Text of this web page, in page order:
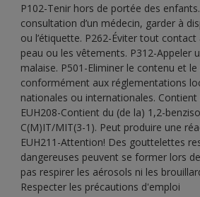
P102-Tenir hors de portée des
consultation d’un médecin, garder à
ou l’étiquette. P262-Éviter tout contact
peau ou les vêtements. P312-Appeler
malaise. P501-Eliminer le contenu et
conformément aux réglementations
nationales ou internationales.
EUH208-Contient du (de la) 1,2-
C(M)IT/MIT(3-1). Peut produire une
EUH211-Attention! Des gouttelettes
dangereuses peuvent se former lors
pas respirer les aérosols ni les
Respecter les précautions d'emploi